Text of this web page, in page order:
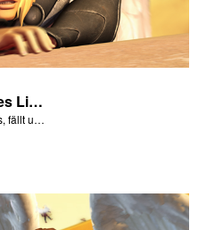
Luzifer, der Engel des Lichts, fällt und wird zum Satan.
Luzifer, der Engel des Lichts, fällt und wird zum Satan.